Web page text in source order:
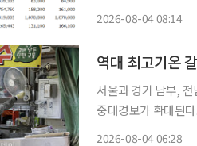
2026-08-04 08:14
역대 최고기온
서울과 경기 남부,
중대경보가 확대된
2026-08-04 06:28